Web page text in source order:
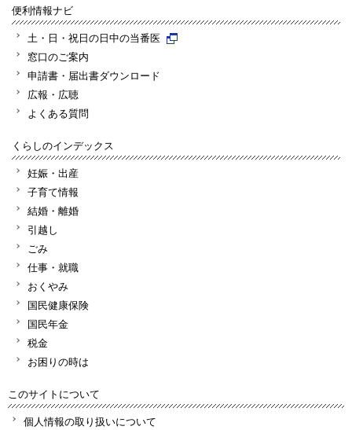
便利情報ナビ
土・日・祝日の日中の当番医
窓口のご案内
申請書・届出書ダウンロード
広報・広聴
よくある質問
くらしのインデックス
妊娠・出産
子育て情報
結婚・離婚
引越し
ごみ
仕事・就職
おくやみ
国民健康保険
国民年金
税金
お困りの時は
このサイトについて
個人情報の取り扱いについて